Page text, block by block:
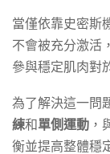
當僅依靠史密斯
不會被充分激活
參與穩定肌肉對
為了解決這一問
練和單側運動 ，
衡並提高整體穩